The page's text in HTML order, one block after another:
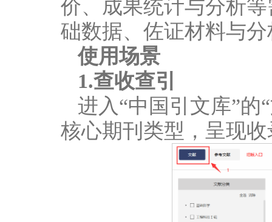
价、成果统计与分析
础数据、佐证材料与
使用场景
1.查收查引
进入“中国引文库”的
核心期刊类型，呈现